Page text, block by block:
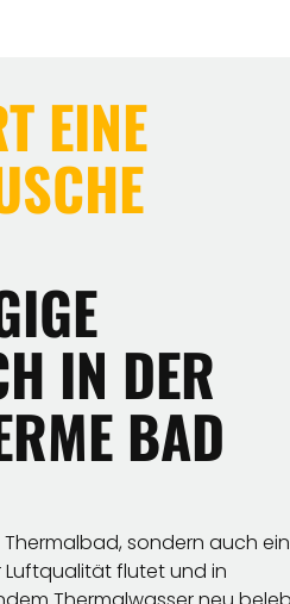
EINE
G
DER W
BAD G
sondern auch ein
Luftqualität flutet und in